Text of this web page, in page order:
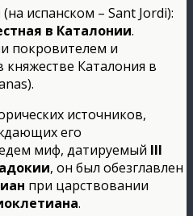
испанском – Sant Jordi):
в Каталонии.
покровителем и
Каталония в
источников,
его
миф, датируемый III
, он был обезглавлен
при царствовании
.